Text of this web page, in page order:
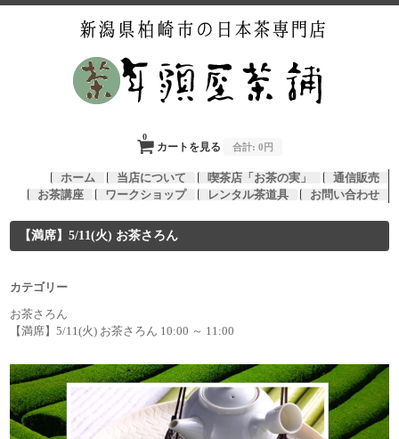
カートを見る
0
合計: 0円
ホーム 当店について 喫茶店「お茶の実」
通信販売
お茶講座
ワークショップ レンタル茶道具 お問い合わせ
【満席】5/11(火) お茶さろん
カテゴリー
お茶さろん
【満席】5/11(火) お茶さろん 10:00 ～ 11:00